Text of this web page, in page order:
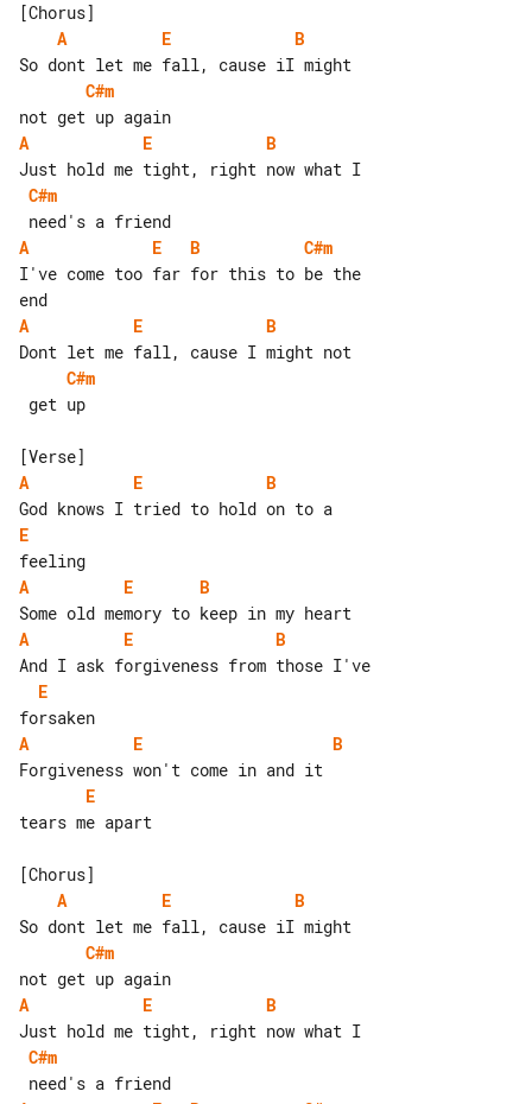
A
E
B
C#m
A
E
B
C#m
A
E B
C#m
I've come too far for this to be the
A
E
B
C#m
A
E
B
E
A
E
B
A
E
B
E
A
E
B
E
tears me apart
A
E
B
C#m
A
E
B
C#m